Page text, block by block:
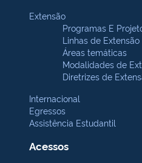
Extensão
Programas E
Linhas de Extensão
Áreas temáticas
Modalidades de
Diretrizes de
Internacional
Egressos
Assistência Estudantil
Acessos